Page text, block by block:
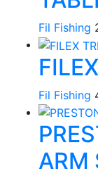
Fil Fishing
Fil Fishing
ARM